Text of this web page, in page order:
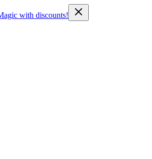
with discounts!